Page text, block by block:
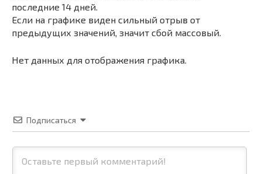
последние 14 дней.
Если на графике виден сильный отрыв от
предыдущих значений, значит сбой массовый.
Нет данных для отображения графика.
Подписаться